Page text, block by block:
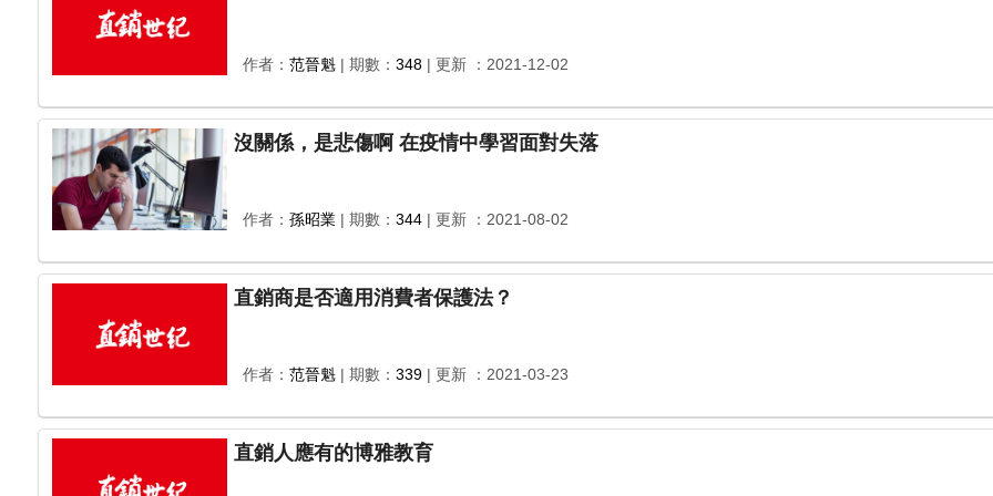
作者： 范晉魁 | 期數： 348 | 更新 ：2021-12-02
沒關係，是悲傷啊 在疫情中學習面對失落
作者： 孫昭業 | 期數： 344 | 更新 ：2021-08-02
直銷商是否適用消費者保護法？
作者： 范晉魁 | 期數： 339 | 更新 ：2021-03-23
直銷人應有的博雅教育